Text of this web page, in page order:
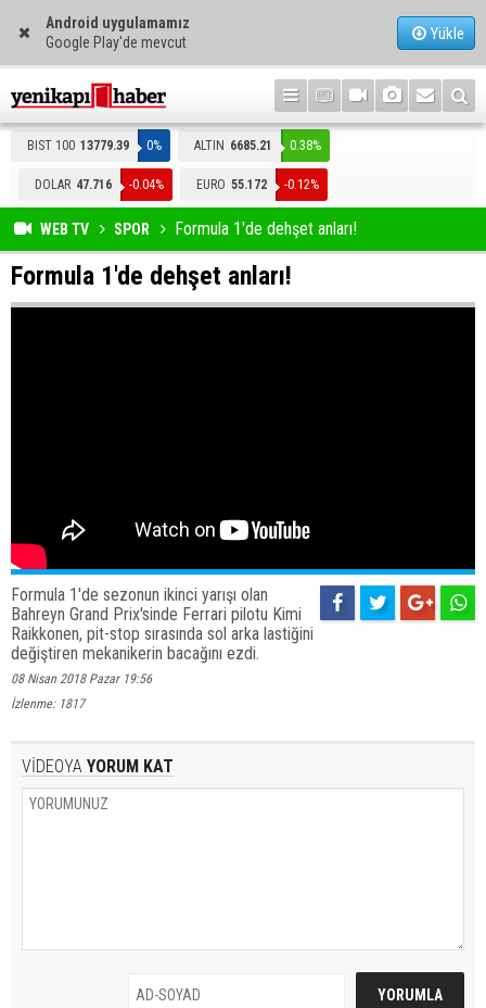
Android uygulamamız
Google Play'de mevcut
Yükle
BIST 100 13779.39 0% ALTIN 6685.21 0.38%
DOLAR 47.716 -0.04% EURO 55.172 -0.12%
WEB TV SPOR Formula 1'de dehşet anları!
Formula 1'de dehşet anları!
Formula 1'de sezonun ikinci yarışı olan
Bahreyn Grand Prix'sinde Ferrari pilotu Kimi
Raikkonen, pit-stop sırasında sol arka lastiğini
değiştiren mekanikerin bacağını ezdi. ​
08 Nisan 2018 Pazar 19:56
İzlenme: 1817
VİDEOYA YORUM KAT